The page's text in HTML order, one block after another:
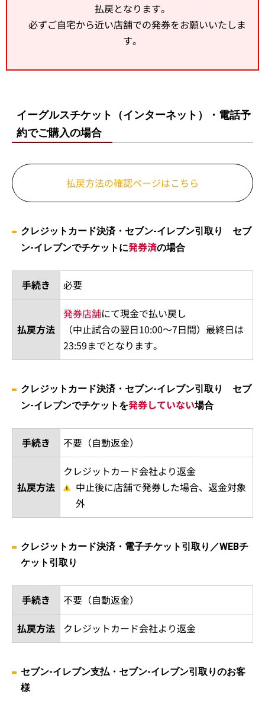
払戻となります。
必ずご自宅から近い店舗での発券をお願いいたしま
す。
イーグルスチケット（インターネット）・電話予
約でご購入の場合​
払戻方法の確認ページはこちら
クレジットカード決済・セブン-イレブン引取り セブ
ン-イレブンでチケットに発券済の場合
手続き 必要
払戻方法
発券店舗にて現金で払い戻し
（中止試合の翌日10:00～7日間）最終日は
23:59までとなります。
クレジットカード決済・セブン-イレブン引取り セブ
ン-イレブンでチケットを発券していない場合
手続き 不要（自動返金）
払戻方法
クレジットカード会社より返金
中止後に店舗で発券した場合、返金対象
外
クレジットカード決済・電子チケット引取り／WEBチ
ケット引取り
手続き
不要（自動返金）
払戻方法
クレジットカード会社より返金
セブン-イレブン支払・セブン-イレブン引取りのお客
様